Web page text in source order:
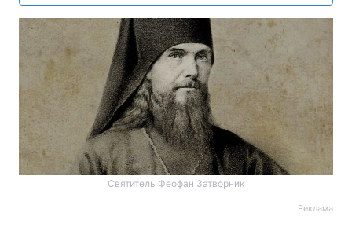
Святитель Феофан Затворник
Реклама